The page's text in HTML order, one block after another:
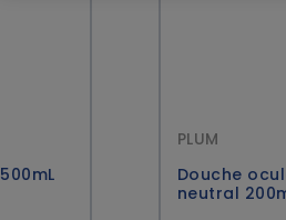
PLUM
Douche
neutral